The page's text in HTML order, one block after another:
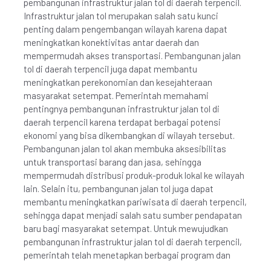
pembangunan infrastruktur jalan tol di daerah terpencil.
Infrastruktur jalan tol merupakan salah satu kunci
penting dalam pengembangan wilayah karena dapat
meningkatkan konektivitas antar daerah dan
mempermudah akses transportasi. Pembangunan jalan
tol di daerah terpencil juga dapat membantu
meningkatkan perekonomian dan kesejahteraan
masyarakat setempat. Pemerintah memahami
pentingnya pembangunan infrastruktur jalan tol di
daerah terpencil karena terdapat berbagai potensi
ekonomi yang bisa dikembangkan di wilayah tersebut.
Pembangunan jalan tol akan membuka aksesibilitas
untuk transportasi barang dan jasa, sehingga
mempermudah distribusi produk-produk lokal ke wilayah
lain. Selain itu, pembangunan jalan tol juga dapat
membantu meningkatkan pariwisata di daerah terpencil,
sehingga dapat menjadi salah satu sumber pendapatan
baru bagi masyarakat setempat. Untuk mewujudkan
pembangunan infrastruktur jalan tol di daerah terpencil,
pemerintah telah menetapkan berbagai program dan